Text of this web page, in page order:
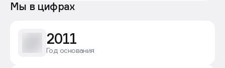
Мы не просто строим дома, а создаем
покупателей: от современных домов класса
«стандарт» до проектов бизнес-класса,
Мы в цифрах
2011
Год основания